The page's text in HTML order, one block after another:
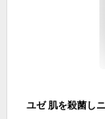
ユゼ 肌を殺菌し